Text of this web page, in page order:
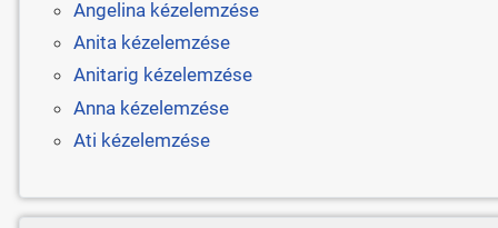
Angelina kézelemzése
Anita kézelemzése
Anitarig kézelemzése
Anna kézelemzése
Ati kézelemzése